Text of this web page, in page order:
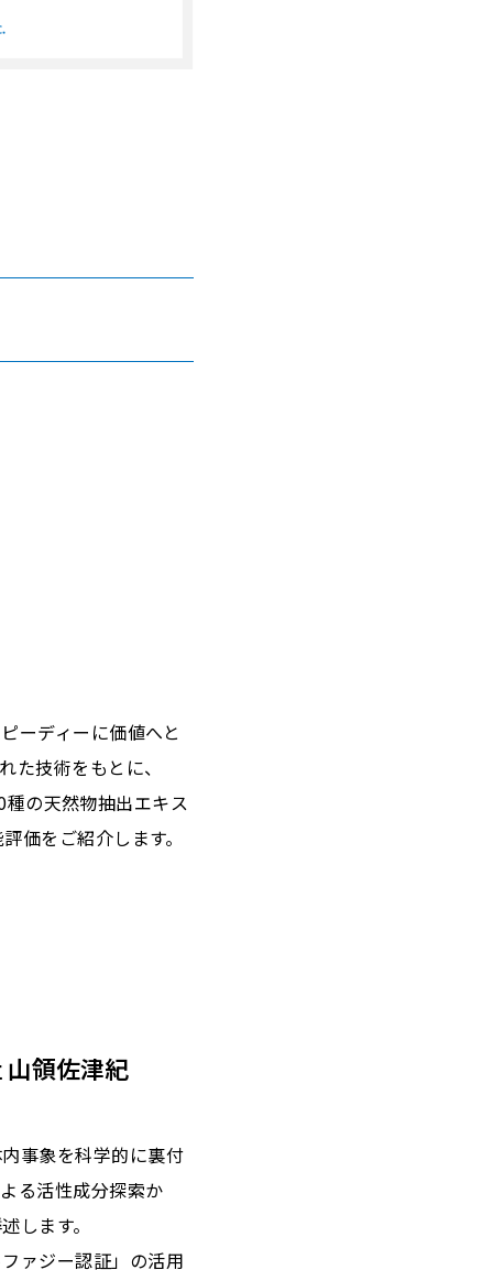
ーディーに価値へと
技術をもとに、
の天然物抽出エキス
価をご紹介します。
山領佐津紀
事象を科学的に裏付
る活性成分探索か
します。
ァジー認証」の活用